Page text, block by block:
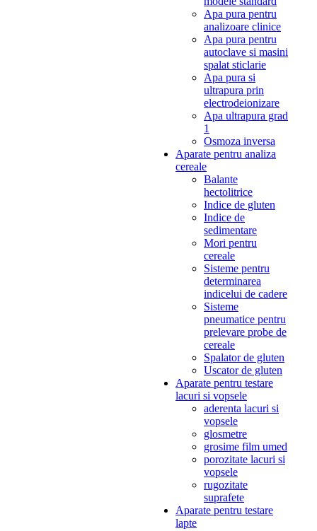
Apa pura pentru
analizoare clinice
Apa pura pentru
autoclave si masini
spalat sticlarie
Apa pura si
ultrapura prin
electrodeionizare
Apa ultrapura grad
1
Osmoza inversa
Aparate pentru analiza
cereale
Balante
hectolitrice
Indice de gluten
Indice de
sedimentare
Mori pentru
cereale
Sisteme pentru
determinarea
indicelui de cadere
Sisteme
pneumatice pentru
prelevare probe de
cereale
Spalator de gluten
Uscator de gluten
Aparate pentru testare
lacuri si vopsele
aderenta lacuri si
vopsele
glosmetre
grosime film umed
porozitate lacuri si
vopsele
rugozitate
suprafete
Aparate pentru testare
lapte